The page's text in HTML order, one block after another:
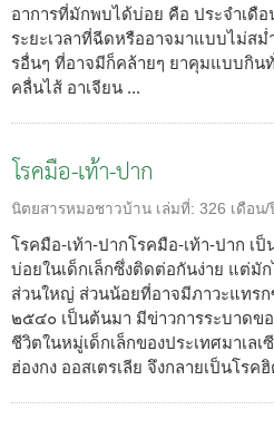
อาการที่มักพบได้บ่อย คือ ประจำเดื
ระยะเวลาที่ฉีดหรืออาจมาแบบไม่ส
รอื่นๆ ที่อาจมีก็คล้ายๆ ยาคุมแบบกิน
คลื่นไส้ อาเจียน ...
โรคมือ-เท้า-ปาก
นิตยสารหมอชาวบ้าน เล่มที่: 326 เดือน/
โรคมือ-เท้า-ปากโรคมือ-เท้า-ปาก
บ่อยในเด็กเล็กซึ่งติดต่อกันง่าย แต่มั
ส่วนใหญ่ ส่วนน้อยที่อาจมีภาวะแทร
๒๕๔๐ เป็นต้นมา มีข่าวการระบาดข
ชีวิตในหมู่เด็กเล็กของประเทศมาเล
ฮ่องกง ออสเตรเลีย จึงกลายเป็นโร